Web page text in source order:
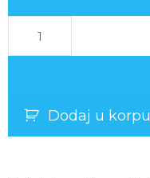
Dodaj u korpu